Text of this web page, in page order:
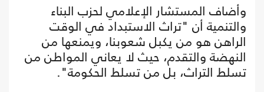
وأضاف المستشار الإعلامي لحزب البناء
والتنمية أن "تراث الاستبداد في الوقت
الراهن هو من يكبل شعوبنا، ويمنعها من
النهضة والتقدم، حيث لا يعاني المواطن من
تسلط التراث، بل من تسلط الحكومة".